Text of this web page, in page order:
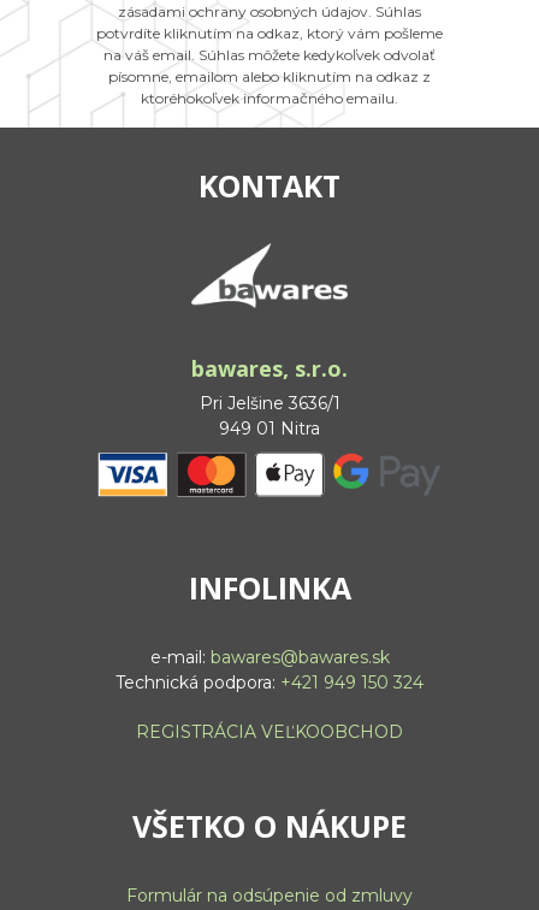
zásadami ochrany osobných údajov. Súhlas
potvrdíte kliknutím na odkaz, ktorý vám pošleme
na váš email. Súhlas môžete kedykoľvek odvolať
písomne, emailom alebo kliknutím na odkaz z
ktoréhokoľvek informačného emailu.
KONTAKT
bawares, s.r.o.
Pri Jelšine 3636/1
949 01 Nitra
INFOLINKA
e-mail: bawares@bawares.sk
Technická podpora: +421 949 150 324
REGISTRÁCIA VEĽKOOBCHOD
VŠETKO O NÁKUPE
Formulár na odsúpenie od zmluvy